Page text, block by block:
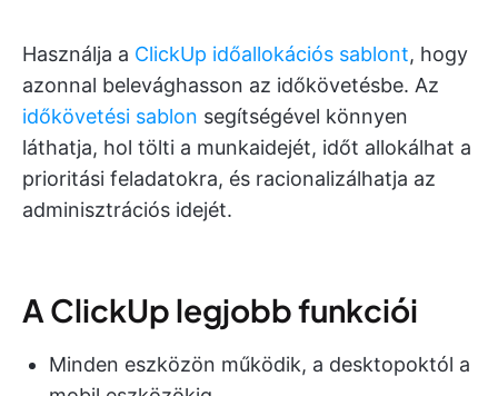
Használja a ClickUp időallokációs sablont, hogy
azonnal belevághasson az időkövetésbe. Az
időkövetési sablon segítségével könnyen
láthatja, hol tölti a munkaidejét, időt allokálhat a
prioritási feladatokra, és racionalizálhatja az
adminisztrációs idejét.
A ClickUp legjobb funkciói
Minden eszközön működik, a desktopoktól a